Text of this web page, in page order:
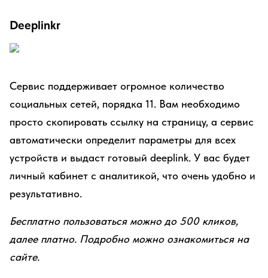
Deeplinkr
Сервис поддерживает огромное количество
социальных сетей, порядка 11. Вам необходимо
просто скопировать ссылку на страницу, а сервис
автоматически определит параметры для всех
устройств и выдаст готовый deeplink. У вас будет
личный кабинет с аналитикой, что очень удобно и
результативно.
Бесплатно пользоваться можно до 500 кликов,
далее платно. Подробно можно ознакомиться на
сайте.